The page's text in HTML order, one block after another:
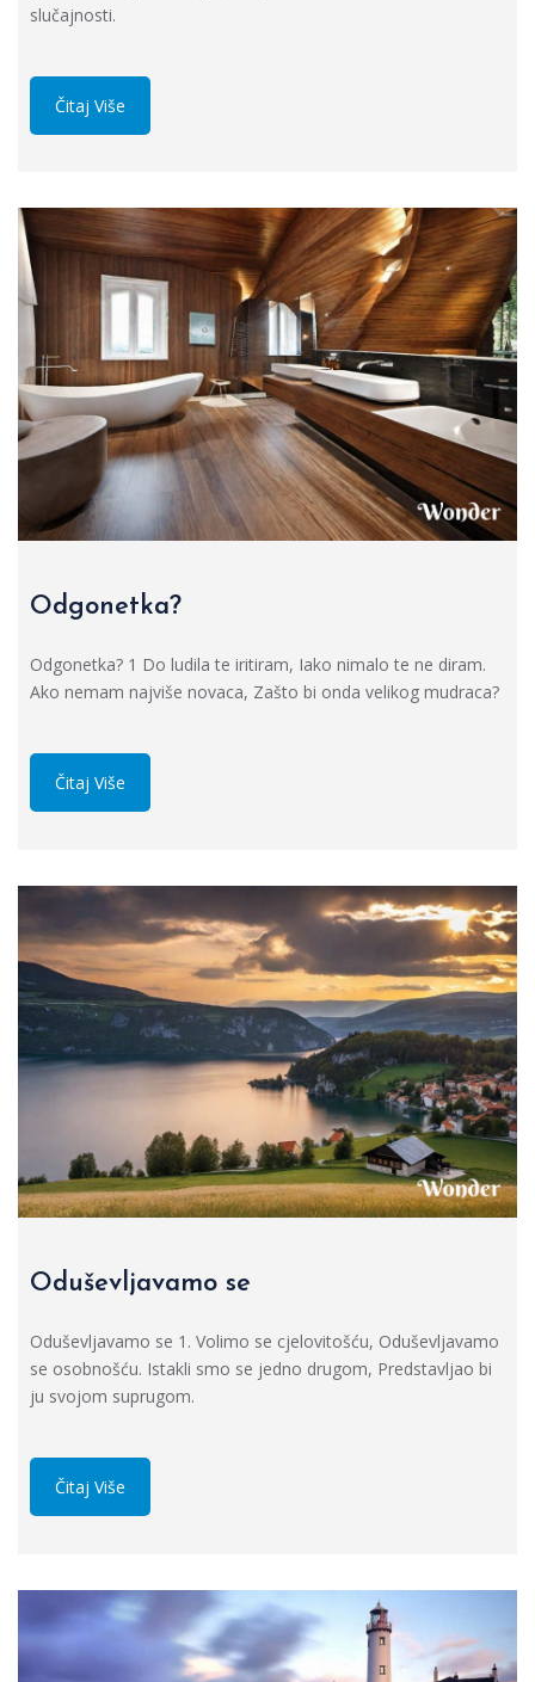
slučajnosti.
Čitaj Više
Odgonetka?
Odgonetka? 1 Do ludila te iritiram, Iako nimalo te ne diram.
Ako nemam najviše novaca, Zašto bi onda velikog mudraca?
Čitaj Više
Oduševljavamo se
Oduševljavamo se 1. Volimo se cjelovitošću, Oduševljavamo
se osobnošću. Istakli smo se jedno drugom, Predstavljao bi
ju svojom suprugom.
Čitaj Više